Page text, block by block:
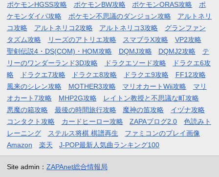
ポケモンHGSS攻略 ポケモンBW攻略 ポケモンORAS攻略
ポ
ケモンダイパ攻略
ポケモン不思議のダンジョン攻略
アルトネリ
コ攻略
アルトネリコ2攻略 アルトネリコ3攻略
グランファン
タズム攻略
リーズのアトリエ攻略 スマブラX攻略
VP2攻略
聖剣伝説4・DS(COM)・HOM攻略
DQMJ攻略 DQMJ2攻略
テ
リーのワンダーランド3D攻略
ドラクエソード攻略
ドラクエ6攻
略
ドラクエ7攻略 ドラクエ8攻略 ドラクエ9攻略
FF12攻略
風来のシレン攻略
MOTHER3攻略 マリオカートWii攻略
マリ
オカート7攻略
MHP2G攻略
レイトン教授と不思議な町攻略
悪魔の箱攻略
最後の時間旅行攻略 魔神の笛攻略
イヅナ攻略
コンタクト攻略
カードヒーロー攻略 ZAPAブログ2.0
色読みト
レーニング
ステルス将棋 棋譜再生
ファミコンのプレイ画像
Amazon
楽天 J-POP最新人気曲ランキング100
Site admin： ZAPAnet総合情報局